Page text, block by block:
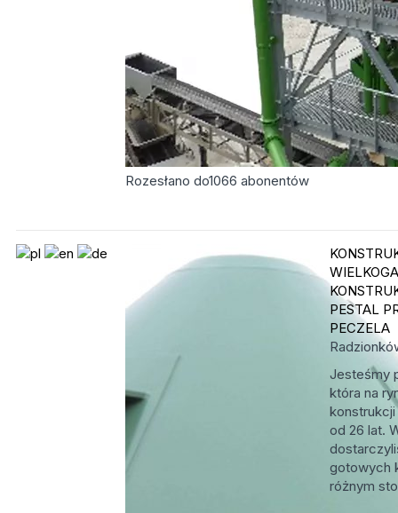
Rozesłano do1066 abonentów
PESTAL
PECZELA
Jesteśmy
która na
od 26 lat.
gotowych
różnym